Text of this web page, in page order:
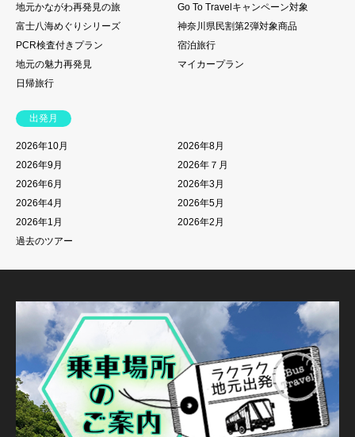
地元かながわ再発見の旅
Go To Travelキャンペーン対象
富士八海めぐりシリーズ
神奈川県民割第2弾対象商品
PCR検査付きプラン
宿泊旅行
地元の魅力再発見
マイカープラン
日帰旅行
出発月
2026年10月
2026年8月
2026年9月
2026年７月
2026年6月
2026年3月
2026年4月
2026年5月
2026年1月
2026年2月
過去のツアー